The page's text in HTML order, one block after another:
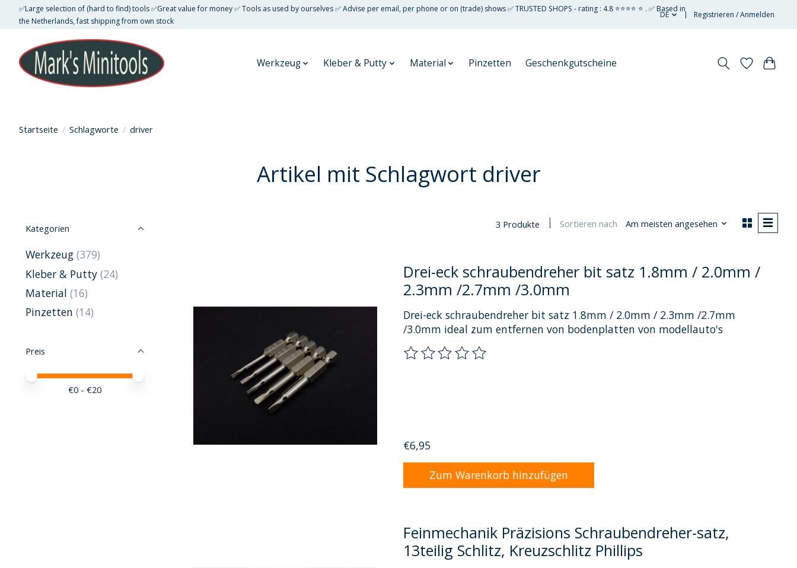
✅Large selection of (hard to find) tools ✅Great value for money ✅ Tools as used by ourselves ✅ Advise per email, per phone or on (trade) shows ✅ TRUSTED SHOPS - rating : 4.8 ⭐⭐⭐⭐ ⭐ . ✅ Based in
the Netherlands, fast shipping from own stock
DE Registrieren / Anmelden
Werkzeug Kleber & Putty Material Pinzetten Geschenkgutscheine
Startseite / Schlagworte / driver
Artikel mit Schlagwort driver
Kategorien
Werkzeug (379)
Kleber & Putty (24)
Material (16)
Pinzetten (14)
Preis
Preis – Mindestwert
Price maximum value
€0 - €20
3 Produkte Sortieren nach Am meisten angesehen
Drei-eck schraubendreher bit satz 1.8mm / 2.0mm /
2.3mm /2.7mm /3.0mm
Drei-eck schraubendreher bit satz 1.8mm / 2.0mm / 2.3mm /2.7mm
/3.0mm ideal zum entfernen von bodenplatten von modellauto's
Die Bewertung dieses Produkts ist
€6,95
Zum Warenkorb hinzufügen
Feinmechanik Präzisions Schraubendreher-satz,
13teilig Schlitz, Kreuzschlitz Phillips